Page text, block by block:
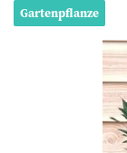
Gartenpflanze